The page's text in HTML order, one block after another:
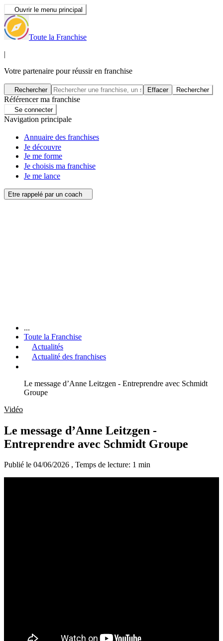
Ouvrir le menu principal
Toute la Franchise
|
Votre partenaire pour réussir en franchise
Rechercher Effacer Rechercher
Référencer ma franchise
Se connecter
Navigation principale
Annuaire des franchises
Je découvre
Je me forme
Je choisis ma franchise
Je me lance
Etre rappelé par un coach
...
Toute la Franchise
Actualités
Actualité des franchises
Le message d’Anne Leitzgen - Entreprendre avec Schmidt
Groupe
Vidéo
Le message d’Anne Leitzgen -
Entreprendre avec Schmidt Groupe
Publié le 04/06/2026 , Temps de lecture: 1 min